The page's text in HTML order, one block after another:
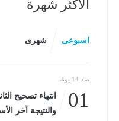
الأكثر شهرة
اسبوعى شهرى
منذ 14 يومًا
01
انتهاء تصحيح
والنتيجة آخر